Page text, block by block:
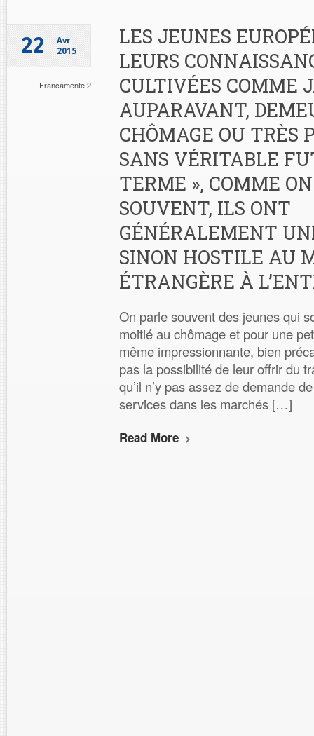
22
Avr
2015
Francamente 2
LES JEUNES
LEURS
CULTIVÉES COMME
AUPARAVANT,
CHÔMAGE OU TRÈS
SANS VÉRITABLE
TERME », COMME
SOUVENT, ILS ONT
GÉNÉRALEMENT
SINON HOSTILE AU
ÉTRANGÈRE À
On parle souvent des jeunes qui
moitié au chômage et pour une
même impressionnante, bien
pas la possibilité de leur offrir du
qu’il n’y pas assez de demande
services dans les marchés […]
Read More